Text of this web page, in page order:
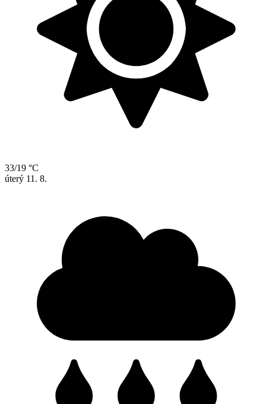
33/19 °C
úterý 11. 8.